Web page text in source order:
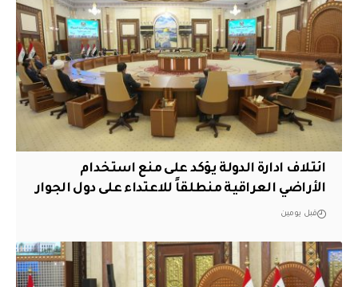
ائتلاف ادارة الدولة يؤكد على منع استخدام
الأراضي العراقية منطلقاً للاعتداء على دول الجوار
قبل يومين